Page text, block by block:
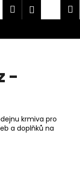
Hledat
-
krmiva pro
a doplňků na